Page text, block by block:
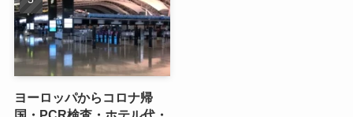
ヨーロッパからコロナ帰